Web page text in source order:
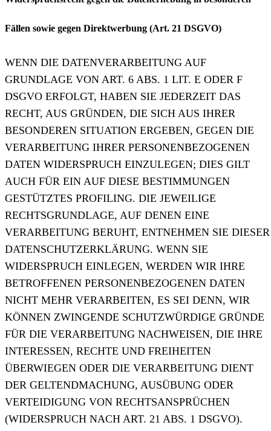
Fällen sowie gegen Direktwerbung (Art. 21 DSGVO)
WENN DIE DATENVERARBEITUNG AUF
GRUNDLAGE VON ART. 6 ABS. 1 LIT. E ODER F
DSGVO ERFOLGT, HABEN SIE JEDERZEIT DAS
RECHT, AUS GRÜNDEN, DIE SICH AUS IHRER
BESONDEREN SITUATION ERGEBEN, GEGEN DIE
VERARBEITUNG IHRER PERSONENBEZOGENEN
DATEN WIDERSPRUCH EINZULEGEN; DIES GILT
AUCH FÜR EIN AUF DIESE BESTIMMUNGEN
GESTÜTZTES PROFILING. DIE JEWEILIGE
RECHTSGRUNDLAGE, AUF DENEN EINE
VERARBEITUNG BERUHT, ENTNEHMEN SIE DIESER
DATENSCHUTZERKLÄRUNG. WENN SIE
WIDERSPRUCH EINLEGEN, WERDEN WIR IHRE
BETROFFENEN PERSONENBEZOGENEN DATEN
NICHT MEHR VERARBEITEN, ES SEI DENN, WIR
KÖNNEN ZWINGENDE SCHUTZWÜRDIGE GRÜNDE
FÜR DIE VERARBEITUNG NACHWEISEN, DIE IHRE
INTERESSEN, RECHTE UND FREIHEITEN
ÜBERWIEGEN ODER DIE VERARBEITUNG DIENT
DER GELTENDMACHUNG, AUSÜBUNG ODER
VERTEIDIGUNG VON RECHTSANSPRÜCHEN
(WIDERSPRUCH NACH ART. 21 ABS. 1 DSGVO).